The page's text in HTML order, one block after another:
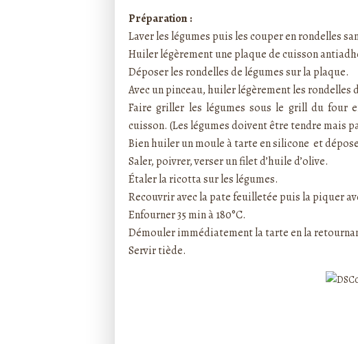
Préparation :
Laver les légumes puis les couper en rondelles
Huiler légèrement une plaque de cuisson
Déposer les rondelles de légumes sur la plaque.
Avec un pinceau, huiler légèrement les rondelles
Faire griller les légumes sous le grill du four
cuisson. (Les légumes doivent être tendre mais
Bien huiler un moule à tarte en silicone et
Saler, poivrer, verser un filet d’huile d’olive.
Étaler la ricotta sur les légumes.
Recouvrir avec la pate feuilletée puis la piquer
Enfourner 35 min à 180°C.
Démouler immédiatement la tarte en la
Servir tiède.